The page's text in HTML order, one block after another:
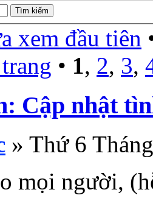
xem đầu tiên
trang • 1, 2, 3,
Cập nhật
» Thứ 6
mọi người,